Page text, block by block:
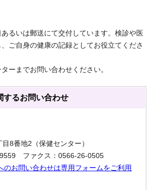
るいは郵送にて交付しています。検診や医
ご自身の健康の記録としてお役立てくださ
ーまでお問い合わせください。
するお問い合わせ
8番地2（保健センター）
ファクス：0566-26-0505
のお問い合わせは専用フォームをご利用